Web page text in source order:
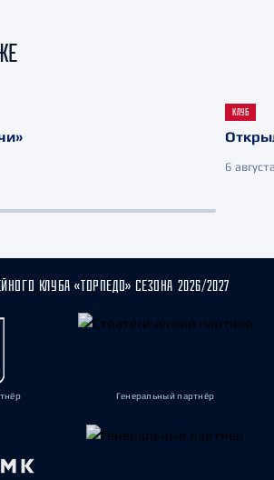
КЛУБ
6
КЛУБА «ТОРПЕДО» СЕЗОНА 2026/2027
Генеральный партнёр